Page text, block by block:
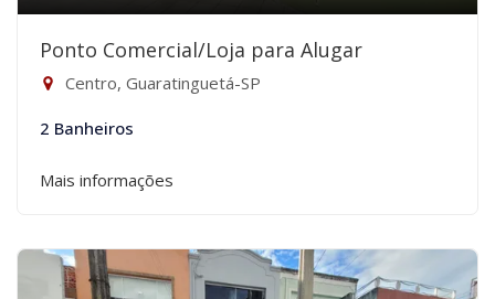
Ponto Comercial/Loja para Alugar
Centro, Guaratinguetá-SP
2 Banheiros
Mais informações